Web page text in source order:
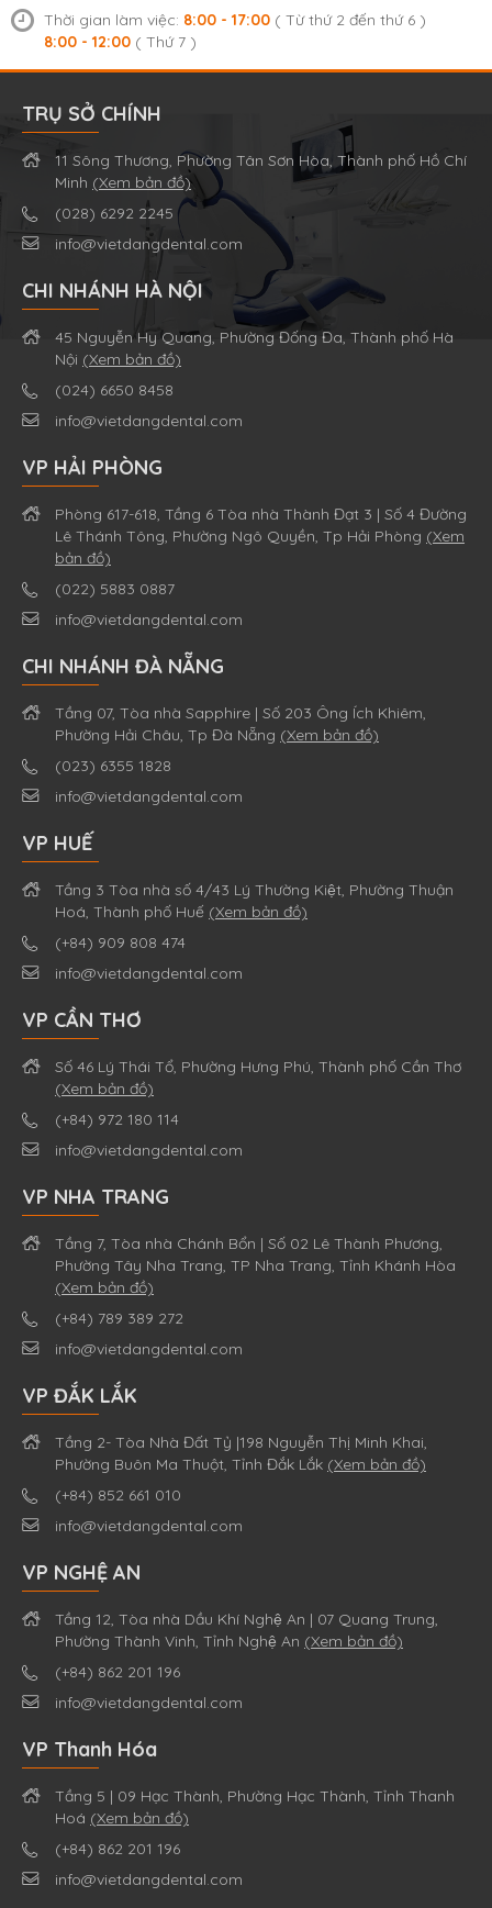
Thời gian làm việc: 8:00 - 17:00 ( Từ thứ 2 đến thứ 6 )
8:00 - 12:00 ( Thứ 7 )
TRỤ SỞ CHÍNH
11 Sông Thương, Phường Tân Sơn Hòa, Thành phố Hồ Chí
Minh (Xem bản đồ)
(028) 6292 2245
info@vietdangdental.com
CHI NHÁNH HÀ NỘI
45 Nguyễn Hy Quang, Phường Đống Đa, Thành phố Hà
Nội (Xem bản đồ)
(024) 6650 8458
info@vietdangdental.com
VP HẢI PHÒNG
Phòng 617-618, Tầng 6 Tòa nhà Thành Đạt 3 | Số 4 Đường
Lê Thánh Tông, Phường Ngô Quyền, Tp Hải Phòng (Xem
bản đồ)
(022) 5883 0887
info@vietdangdental.com
CHI NHÁNH ĐÀ NẴNG
Tầng 07, Tòa nhà Sapphire | Số 203 Ông Ích Khiêm,
Phường Hải Châu, Tp Đà Nẵng (Xem bản đồ)
(023) 6355 1828
info@vietdangdental.com
VP HUẾ
Tầng 3 Tòa nhà số 4/43 Lý Thường Kiệt, Phường Thuận
Hoá, Thành phố Huế (Xem bản đồ)
(+84) 909 808 474
info@vietdangdental.com
VP CẦN THƠ
Số 46 Lý Thái Tổ, Phường Hưng Phú, Thành phố Cần Thơ
(Xem bản đồ)
(+84) 972 180 114
info@vietdangdental.com
VP NHA TRANG
Tầng 7, Tòa nhà Chánh Bổn | Số 02 Lê Thành Phương,
Phường Tây Nha Trang, TP Nha Trang, Tỉnh Khánh Hòa
(Xem bản đồ)
(+84) 789 389 272
info@vietdangdental.com
VP ĐẮK LẮK
Tầng 2- Tòa Nhà Đất Tỷ |198 Nguyễn Thị Minh Khai,
Phường Buôn Ma Thuột, Tỉnh Đắk Lắk (Xem bản đồ)
(+84) 852 661 010
info@vietdangdental.com
VP NGHỆ AN
Tầng 12, Tòa nhà Dầu Khí Nghệ An | 07 Quang Trung,
Phường Thành Vinh, Tỉnh Nghệ An (Xem bản đồ)
(+84) 862 201 196
info@vietdangdental.com
VP Thanh Hóa
Tầng 5 | 09 Hạc Thành, Phường Hạc Thành, Tỉnh Thanh
Hoá (Xem bản đồ)
(+84) 862 201 196
info@vietdangdental.com